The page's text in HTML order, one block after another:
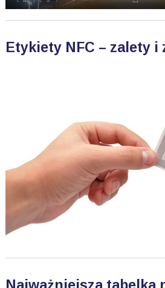
Etykiety NFC – zalety i